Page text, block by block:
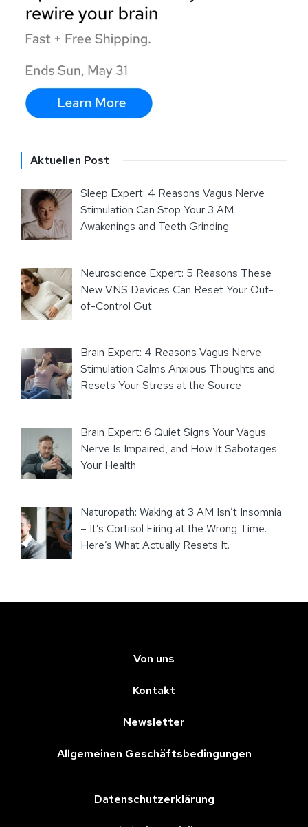
Aktuellen Post
Sleep Expert: 4 Reasons Vagus Nerve
Stimulation Can Stop Your 3 AM
Awakenings and Teeth Grinding
Neuroscience Expert: 5 Reasons These
New VNS Devices Can Reset Your Out-
of-Control Gut
Brain Expert: 4 Reasons Vagus Nerve
Stimulation Calms Anxious Thoughts and
Resets Your Stress at the Source
Brain Expert: 6 Quiet Signs Your Vagus
Nerve Is Impaired, and How It Sabotages
Your Health
Naturopath: Waking at 3 AM Isn’t Insomnia
– It’s Cortisol Firing at the Wrong Time.
Here’s What Actually Resets It.
Von uns
Kontakt
Newsletter
Allgemeinen Geschäftsbedingungen
Datenschutzerklärung